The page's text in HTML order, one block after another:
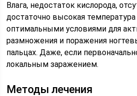
Влага, недостаток кислорода,
достаточно высокая
оптимальными условиями для
размножения и поражения
пальцах. Даже, если
локальным заражением.
Методы лечения